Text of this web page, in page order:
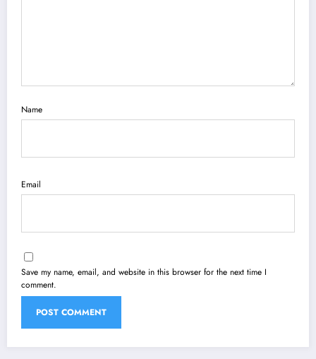
Name
Email
Save my name, email, and website in this browser for the next time I
comment.